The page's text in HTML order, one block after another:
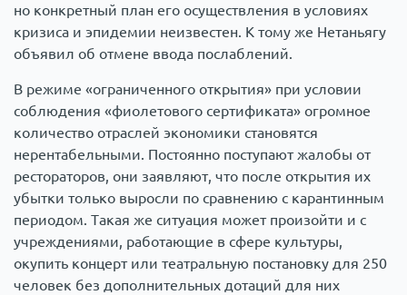
но конкретный план его осуществления в условиях
кризиса и эпидемии неизвестен. К тому же Нетаньягу
объявил об отмене ввода послаблений.
В режиме «ограниченного открытия» при условии
соблюдения «фиолетового сертификата» огромное
количество отраслей экономики становятся
нерентабельными. Постоянно поступают жалобы от
рестораторов, они заявляют, что после открытия их
убытки только выросли по сравнению с карантинным
периодом. Такая же ситуация может произойти и с
учреждениями, работающие в сфере культуры,
окупить концерт или театральную постановку для 250
человек без дополнительных дотаций для них